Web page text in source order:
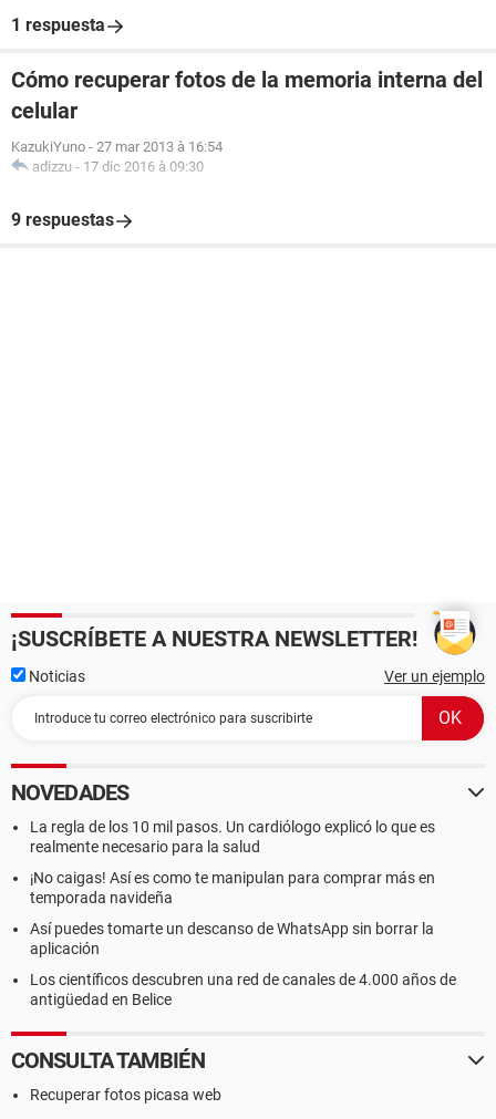
1 respuesta
Cómo recuperar fotos de la memoria interna del
celular
KazukiYuno - 27 mar 2013 à 16:54
adizzu - 17 dic 2016 à 09:30
9 respuestas
¡SUSCRÍBETE A NUESTRA NEWSLETTER!
Noticias Ver un ejemplo
NOVEDADES
La regla de los 10 mil pasos. Un cardiólogo explicó lo que es
realmente necesario para la salud
¡No caigas! Así es como te manipulan para comprar más en
temporada navideña
Así puedes tomarte un descanso de WhatsApp sin borrar la
aplicación
Los científicos descubren una red de canales de 4.000 años de
antigüedad en Belice
CONSULTA TAMBIÉN
Recuperar fotos picasa web